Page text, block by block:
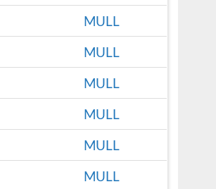
MULL
MULL
MULL
MULL
MULL
MULL